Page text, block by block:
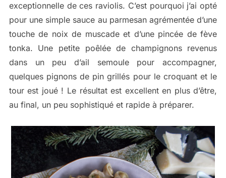
exceptionnelle de ces raviolis. C’est pourquoi j’ai opté
pour une simple sauce au parmesan agrémentée d’une
touche de noix de muscade et d’une pincée de fève
tonka. Une petite poêlée de champignons revenus
dans un peu d’ail semoule pour accompagner,
quelques pignons de pin grillés pour le croquant et le
tour est joué ! Le résultat est excellent en plus d’être,
au final, un peu sophistiqué et rapide à préparer.